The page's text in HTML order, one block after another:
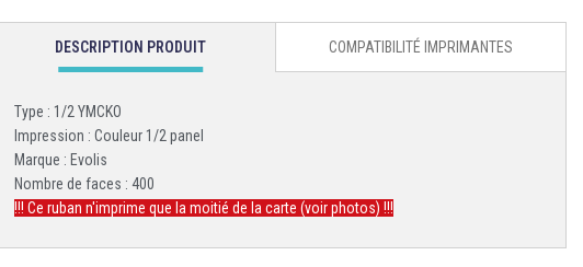
DESCRIPTION PRODUIT COMPATIBILITÉ IMPRIMANTES
Type : 1/2 YMCKO
Impression : Couleur 1/2 panel
Marque : Evolis
Nombre de faces : 400
!!! Ce ruban n'imprime que la moitié de la carte (voir photos) !!!